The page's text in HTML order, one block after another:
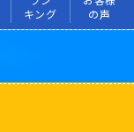
キング
の声